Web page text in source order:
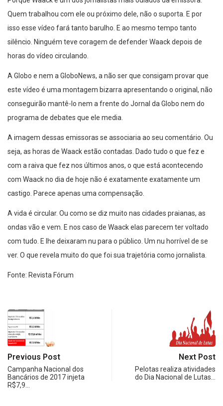
Quem trabalhou com ele ou próximo dele, não o suporta. E por
isso esse vídeo fará tanto barulho. E ao mesmo tempo tanto
silêncio. Ninguém teve coragem de defender Waack depois de
horas do vídeo circulando.
A Globo e nem a GloboNews, a não ser que consigam provar que
este vídeo é uma montagem bizarra apresentando o original, não
conseguirão mantê-lo nem a frente do Jornal da Globo nem do
programa de debates que ele media.
A imagem dessas emissoras se associaria ao seu comentário. Ou
seja, as horas de Waack estão contadas. Dado tudo o que fez e
com a raiva que fez nos últimos anos, o que está acontecendo
com Waack no dia de hoje não é exatamente exatamente um
castigo. Parece apenas uma compensação.
A vida é circular. Ou como se diz muito nas cidades praianas, as
ondas vão e vem. E nos caso de Waack elas parecem ter voltado
com tudo. E lhe deixaram nu para o público. Um nu horrível de se
ver. O que revela muito do que foi sua trajetória como jornalista.
Fonte: Revista Fórum
Previous Post
Campanha Nacional dos
Bancários de 2017 injeta
R$7,9…
Next Post
Pelotas realiza atividades
do Dia Nacional de Lutas…